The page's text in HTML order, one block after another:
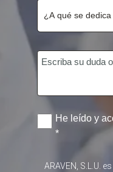
He leído y
*
ARAVEN, S.L.U.